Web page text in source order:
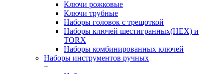
Ключи рожковые
Ключи трубные
Наборы головок c трещоткой
Наборы ключей шестигранных(HEX) и
TORX
Наборы комбинированных ключей
Наборы инструментов ручных
+